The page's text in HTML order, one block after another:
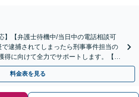
】【弁護士待機中/当日中の電話相談可
逮捕されてしまったら刑事事件担当の
得に向けて全力でサポートします。【毎
奈川県全域対応】
料金表を見る